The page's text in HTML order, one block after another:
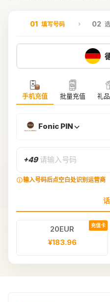
01 填写号码 02
手机充值 批量充值 礼
Fonic PIN
+49 请输入号码
输入号码后点空白处识别运营商
充值卡
20EUR
¥183.96